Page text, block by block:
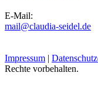
E-Mail:
mail@claudia-seidel.de
Impressum |
Rechte vorbehalten.